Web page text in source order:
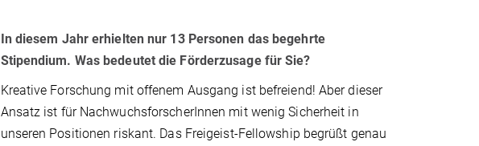
In diesem Jahr erhielten nur 13 Personen das begehrte
Stipendium. Was bedeutet die Förderzusage für Sie?
Kreative Forschung mit offenem Ausgang ist befreiend! Aber dieser
Ansatz ist für NachwuchsforscherInnen mit wenig Sicherheit in
unseren Positionen riskant. Das Freigeist-Fellowship begrüßt genau